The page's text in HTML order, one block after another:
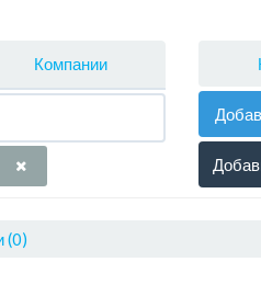
Компании
(0)